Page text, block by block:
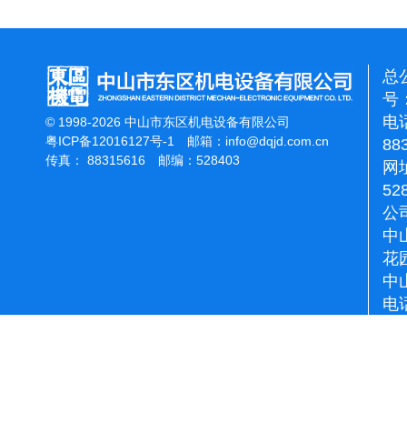
© 1998-2026 中山市东区机电设备有限公司
粤ICP备12016127号-1
邮箱： info@dqjd.com.cn
传真： 88315616 邮编：528403
总
号
电
网
公
中
花
中
电